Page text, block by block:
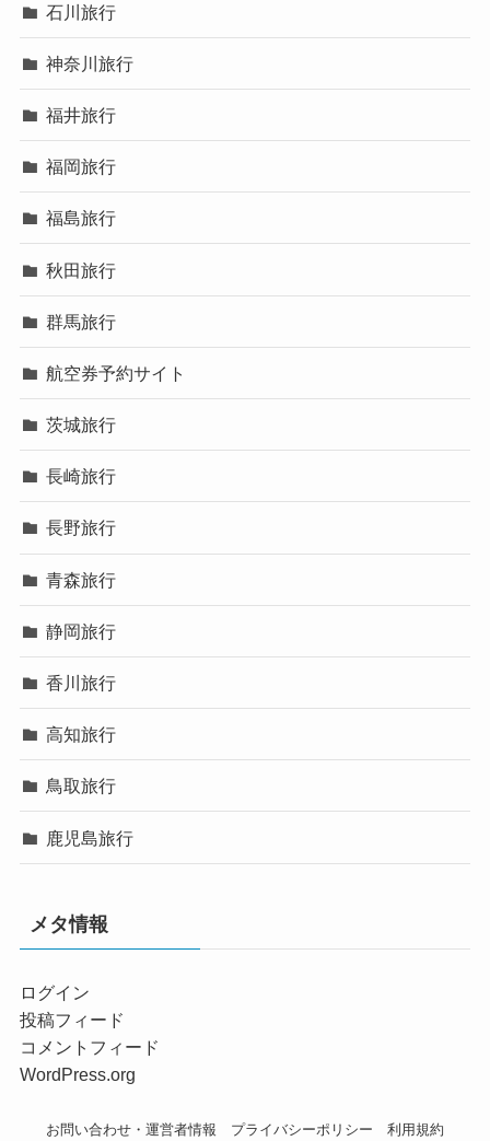
石川旅行
神奈川旅行
福井旅行
福岡旅行
福島旅行
秋田旅行
群馬旅行
航空券予約サイト
茨城旅行
長崎旅行
長野旅行
青森旅行
静岡旅行
香川旅行
高知旅行
鳥取旅行
鹿児島旅行
メタ情報
ログイン
投稿フィード
コメントフィード
WordPress.org
お問い合わせ・運営者情報 プライバシーポリシー 利用規約